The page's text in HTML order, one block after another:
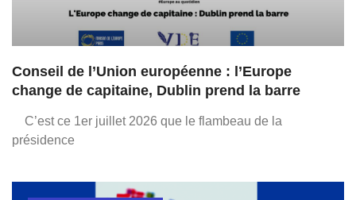
Conseil de l’Union européenne : l’Europe
change de capitaine, Dublin prend la barre
C’est ce 1er juillet 2026 que le flambeau de la
présidence